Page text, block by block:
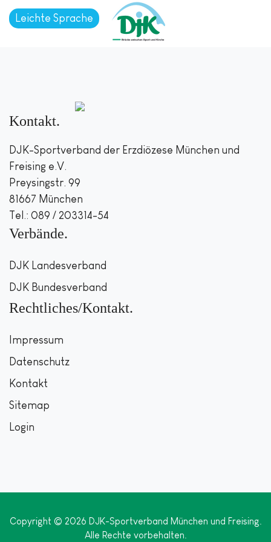
Leichte Sprache
Kontakt
DJK-Sportverband der Erzdiözese München und
Freising e.V.
Preysingstr. 99
81667 München
Tel.: 089 / 203314-54
Verbände
DJK Landesverband
DJK Bundesverband
Rechtliches/Kontakt
Impressum
Datenschutz
Kontakt
Sitemap
Login
Copyright © 2026 DJK-Sportverband München und Freising.
Alle Rechte vorbehalten.